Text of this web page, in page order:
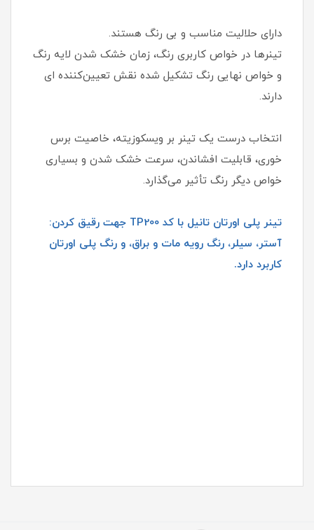
دارای حلالیت مناسب و بی رنگ هستند.
تینرها در خواص کاربری رنگ، زمان خشک شدن لایه رنگ
و خواص نهایی رنگ تشکیل شده نقش تعیین‌کننده ای
دارند.
انتخاب درست یک تینر بر ویسکوزیته، خاصیت برس
خوری، قابلیت افشاندن، سرعت خشک شدن و بسیاری
خواص دیگر رنگ تأثیر می‌گذارد.
تینر پلی اورتان تانیل با کد TP200 جهت رقیق کردن:
آستر، سیلر، رنگ رویه مات و براق، و رنگ پلی اورتان
کاربرد دارد.